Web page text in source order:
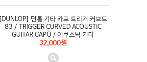
[DUNLOP] 던롭 기타 카포 트리거 커브드
83 / TRIGGER CURVED ACOUSTIC
GUITAR CAPO / 어쿠스틱 기타
32,000원